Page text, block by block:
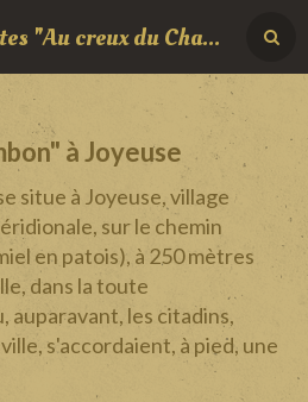
Chambres d'hôtes "Au creux du Chambon" Ardèche
à Joyeuse
situe à Joyeuse, village
sur le chemin
en patois), à 250 mètres
dans la toute
auparavant, les citadins,
s'accordaient, à pied, une